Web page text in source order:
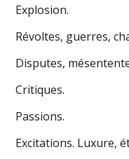
Explosion.
Révoltes, guerres,
Disputes,
Critiques.
Passions.
Excitations. Luxure,